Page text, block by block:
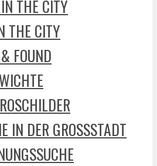
THE CITY
THE CITY
FOUND
IN DER GROSSSTADT